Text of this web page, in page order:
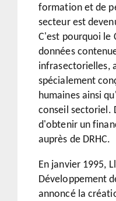
formation et de
secteur est
C'est pourquoi le
données
infrasectorielles,
spécialement
humaines ainsi
conseil sectoriel.
d'obtenir un
auprès de DRHC.
En janvier 1995,
Développement
annoncé la